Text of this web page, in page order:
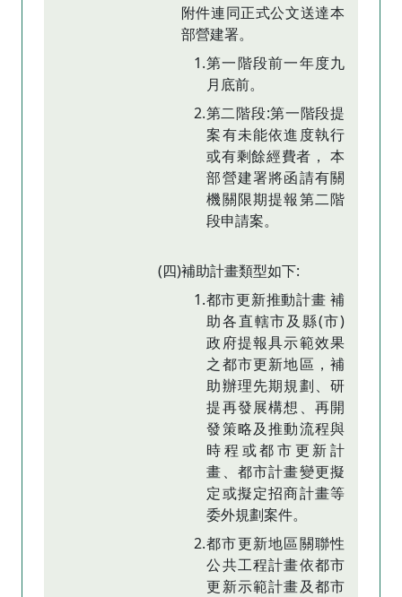
附件連同正式公文送達本
部營建署。
1.第一階段前一年度九
月底前。
2.第二階段:第一階段提
案有未能依進度執行
或有剩餘經費者， 本
部營建署將函請有關
機關限期提報第二階
段申請案。
(四)補助計畫類型如下:
1.都市更新推動計畫 補
助各直轄市及縣(市)
政府提報具示範效果
之都市更新地區，補
助辦理先期規劃、研
提再發展構想、再開
發策略及推動流程與
時程或都市更新計
畫、都市計畫變更擬
定或擬定招商計畫等
委外規劃案件。
2.都市更新地區關聯性
公共工程計畫依都市
更新示範計畫及都市